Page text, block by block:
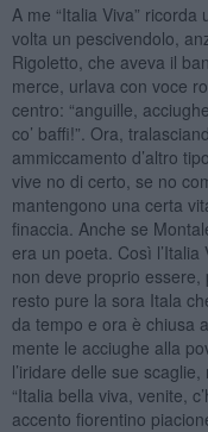
A me “Italia Viva” ricorda
volta un pescivendolo,
Rigoletto, che aveva il
merce, urlava con voce
centro: “anguille,
co’ baffi!”. Ora,
ammiccamento d’altro
vive no di certo, se no
mantengono una certa
finaccia. Anche se
era un poeta. Così
non deve proprio
resto pure la sora Itala
da tempo e ora è chiusa
mente le acciughe alla
l’iridare delle sue
“Italia bella viva, venite,
accento fiorentino